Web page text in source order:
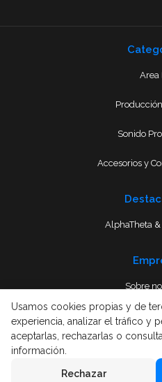
Area
Sonido
Accesorios y
AlphaTheta
Sobre
Usamos cookies propias y de
experiencia, analizar el tráfico y
aceptarlas, rechazarlas o
información.
Rechazar